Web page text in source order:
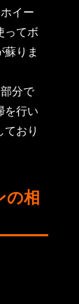
イー
ってボ
蘇りま
分で
を行い
ており
の相